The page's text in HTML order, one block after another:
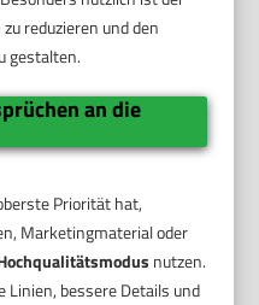
reduzieren und den
gestalten.
an die
Priorität hat,
Marketingmaterial oder
nutzen.
bessere Details und